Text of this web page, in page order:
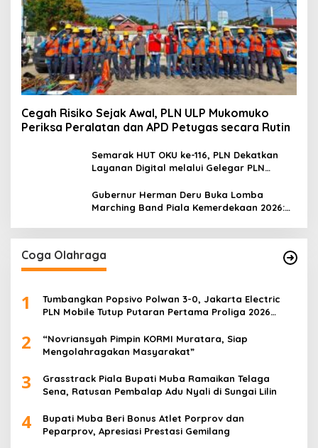
Cegah Risiko Sejak Awal, PLN ULP Mukomuko
Periksa Peralatan dan APD Petugas secara Rutin
Semarak HUT OKU ke-116, PLN Dekatkan
Layanan Digital melalui Gelegar PLN
Gubernur Herman Deru Buka Lomba
Marching Band Piala Kemerdekaan 2026:
Coga Olahraga
1
Tumbangkan Popsivo Polwan 3-0, Jakarta Electric
PLN Mobile Tutup Putaran Pertama Proliga 2026
2
“Novriansyah Pimpin KORMI Muratara, Siap
Mengolahragakan Masyarakat”
3
Grasstrack Piala Bupati Muba Ramaikan Telaga
Sena, Ratusan Pembalap Adu Nyali di Sungai Lilin
4
Bupati Muba Beri Bonus Atlet Porprov dan
Peparprov, Apresiasi Prestasi Gemilang